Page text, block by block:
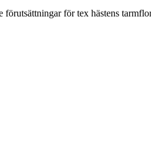
för tex hästens